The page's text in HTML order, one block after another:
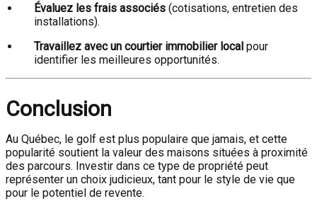
Évaluez les frais associés (cotisations, entretien des
installations).
Travaillez avec un courtier immobilier local pour
identifier les meilleures opportunités.
Conclusion
Au Québec, le golf est plus populaire que jamais, et cette
popularité soutient la valeur des maisons situées à proximité
des parcours. Investir dans ce type de propriété peut
représenter un choix judicieux, tant pour le style de vie que
pour le potentiel de revente.